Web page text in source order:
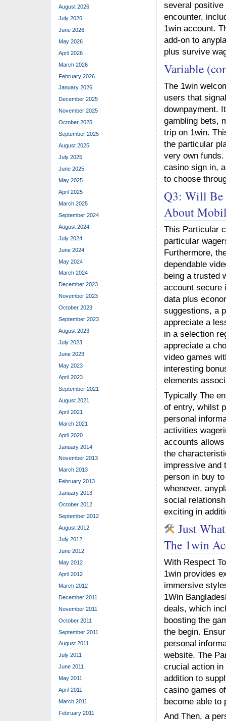
several positive
encounter,
1win account.
add-on to
plus survive
Variable
The 1win
users that
downpayment.
gambling bets,
trip on 1win.
the particular
very own
casino sign in,
to choose
Q3: Will Be
About
This Particular
particular
Furthermore,
dependable
being a trusted
account secure
data plus
suggestions, a
appreciate a
in a selection
appreciate a
video games
interesting
elements
Typically The
of entry, whilst
personal
activities
accounts
the
impressive and
person in buy
whenever,
social
exciting in
Just
The 1win
With Respect
1win provides
immersive
1Win
deals, which
boosting the
the begin.
personal
website. The
crucial action in
addition to
casino games
become able to
And Then, a
August 2026
July 2026
June 2026
May 2026
April 2026
March 2026
February 2026
January 2026
December 2025
November 2025
October 2025
September 2025
August 2025
July 2025
June 2025
May 2025
April 2025
March 2025
September 2024
August 2024
July 2024
June 2024
May 2024
March 2024
December 2023
November 2023
October 2023
September 2023
August 2023
July 2023
June 2023
May 2023
April 2023
September 2021
August 2021
April 2021
March 2021
April 2020
January 2014
November 2013
March 2013
February 2013
January 2013
October 2012
September 2012
August 2012
July 2012
June 2012
May 2012
April 2012
March 2012
December 2011
November 2011
October 2011
September 2011
August 2011
July 2011
June 2011
May 2011
April 2011
March 2011
February 2011